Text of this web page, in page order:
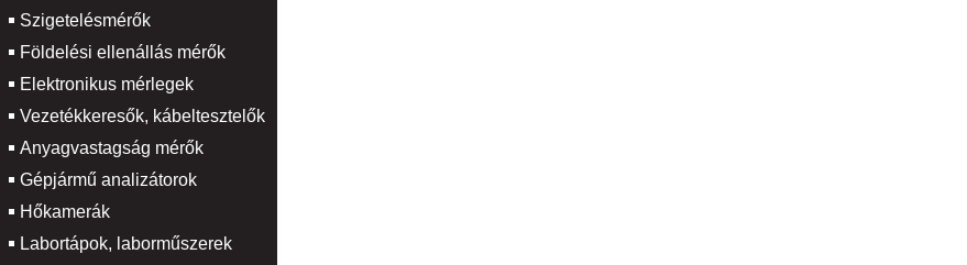
Szigetelésmérők
Földelési ellenállás mérők
Elektronikus mérlegek
Vezetékkeresők, kábeltesztelők
Anyagvastagság mérők
Gépjármű analizátorok
Hőkamerák
Labortápok, laborműszerek